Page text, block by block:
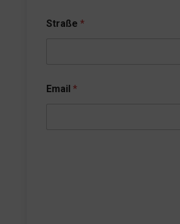
Straße *
Email *